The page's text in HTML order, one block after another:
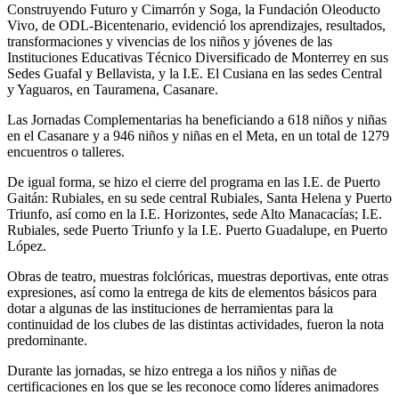
Construyendo Futuro y Cimarrón y Soga, la Fundación Oleoducto
Vivo, de ODL-Bicentenario, evidenció los aprendizajes, resultados,
transformaciones y vivencias de los niños y jóvenes de las
Instituciones Educativas Técnico Diversificado de Monterrey en sus
Sedes Guafal y Bellavista, y la I.E. El Cusiana en las sedes Central
y Yaguaros, en Tauramena, Casanare.
Las Jornadas Complementarias ha beneficiando a 618 niños y niñas
en el Casanare y a 946 niños y niñas en el Meta, en un total de 1279
encuentros o talleres.
De igual forma, se hizo el cierre del programa en las I.E. de Puerto
Gaitán: Rubiales, en su sede central Rubiales, Santa Helena y Puerto
Triunfo, así como en la I.E. Horizontes, sede Alto Manacacías; I.E.
Rubiales, sede Puerto Triunfo y la I.E. Puerto Guadalupe, en Puerto
López.
Obras de teatro, muestras folclóricas, muestras deportivas, ente otras
expresiones, así como la entrega de kits de elementos básicos para
dotar a algunas de las instituciones de herramientas para la
continuidad de los clubes de las distintas actividades, fueron la nota
predominante.
Durante las jornadas, se hizo entrega a los niños y niñas de
certificaciones en los que se les reconoce como líderes animadores